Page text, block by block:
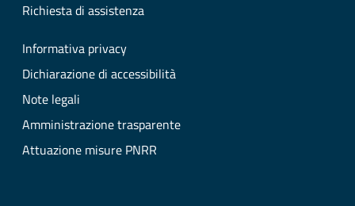
Richiesta di assistenza
Informativa privacy
Dichiarazione di accessibilità
Note legali
Amministrazione trasparente
Attuazione misure PNRR